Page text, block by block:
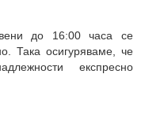
до 16:00 часа се
Така осигуряваме, че
експресно